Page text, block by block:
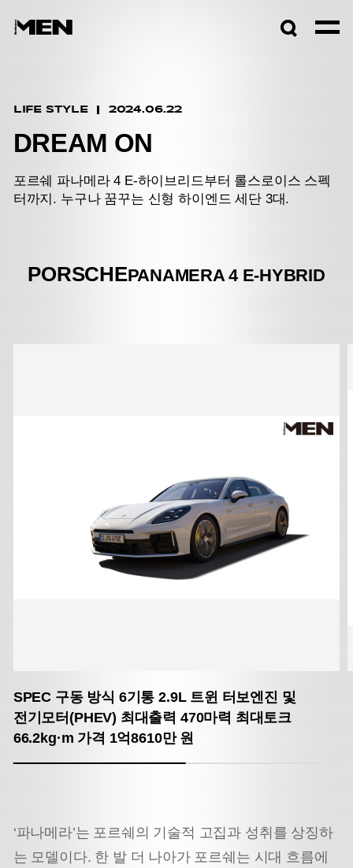
LIFE STYLE 2024.06.22
DREAM ON
포르쉐 파나메라 4 E-하이브리드부터 롤스로이스 스펙
터까지. 누구나 꿈꾸는 신형 하이엔드 세단 3대.
PORSCHEPANAMERA 4 E-HYBRID
SPEC 구동 방식 6기통 2.9L 트윈 터보엔진 및
전기모터(PHEV) 최대출력 470마력 최대토크
66.2kg·m 가격 1억8610만 원
‘파나메라’는 포르쉐의 기술적 고집과 성취를 상징하
는 모델이다. 한 발 더 나아가 포르쉐는 시대 흐름에